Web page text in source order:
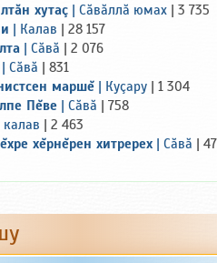
хутаç | Сăвăллă юмах | 3 735
| Калав | 28 157
| Сăвă | 2 076
| Сăвă | 831
маршĕ | Куçару | 1 304
Пĕве | Сăвă | 758
| 2 463
хĕрнĕрен хитререх | Сăвă |